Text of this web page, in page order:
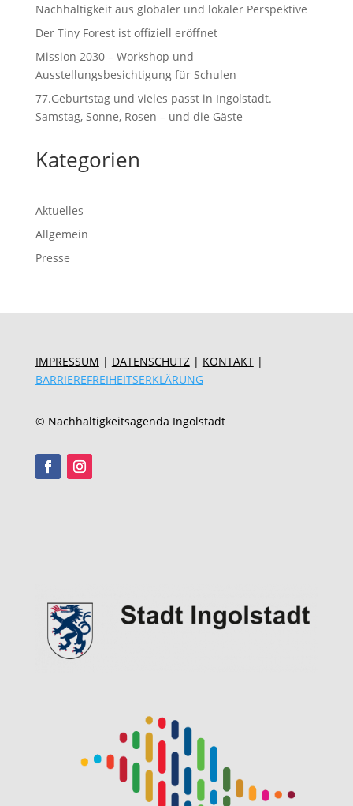
Nachhaltigkeit aus globaler und lokaler Perspektive
Der Tiny Forest ist offiziell eröffnet
Mission 2030 – Workshop und
Ausstellungsbesichtigung für Schulen
77.Geburtstag und vieles passt in Ingolstadt.
Samstag, Sonne, Rosen – und die Gäste
Kategorien
Aktuelles
Allgemein
Presse
IMPRESSUM | DATENSCHUTZ| KONTAKT |
BARRIEREFREIHEITSERKLÄRUNG
© Nachhaltigkeitsagenda Ingolstadt